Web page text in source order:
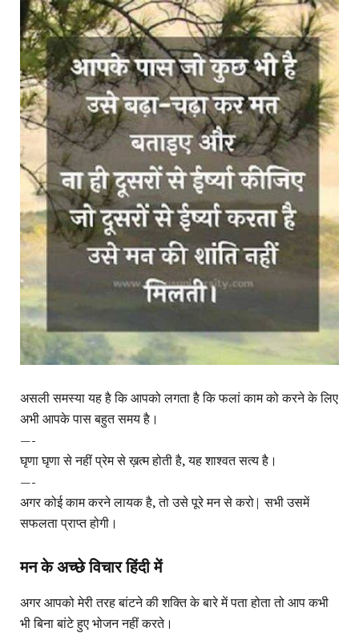
असली समस्या यह है कि आपको लगता है कि फलां काम को करने के लिए
अभी आपके पास बहुत समय है।
—-
घृणा घृणा से नहीं प्रेम से ख़त्म होती है, यह शाश्वत सत्य है।
—-
अगर कोई काम करने लायक है, तो उसे पूरे मन से करो| सभी उसमें
सफलता प्राप्त होगी।
मन के अच्छे विचार हिंदी में
अगर आपको मेरी तरह बांटने की शक्ति के बारे में पता होता तो आप कभी
भी बिना बांटे हुए भोजन नहीं करते।